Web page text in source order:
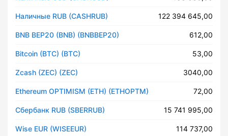
Наличные RUB (CASHRUB) 122 394 645,00
BNB BEP20 (BNB) (BNBBEP20) 612,00
Bitcoin (BTC) (BTC) 53,00
Zcash (ZEC) (ZEC) 3040,00
Ethereum OPTIMISM (ETH) (ETHOPTM) 72,00
Сбербанк RUB (SBERRUB) 15 741 995,00
Wise EUR (WISEEUR) 114 737,00